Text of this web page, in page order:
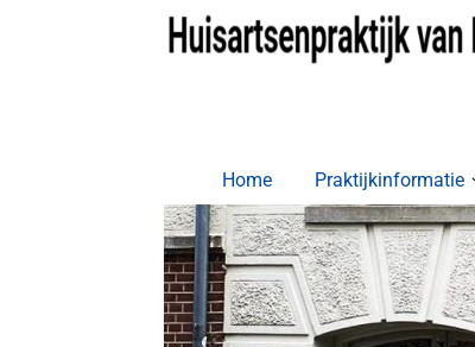
Home
Praktijkinformatie